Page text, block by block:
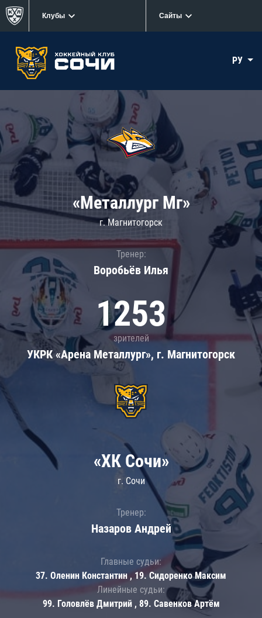
Клубы Сайты
РУ
«Металлург Мг»
г. Магнитогорск
Тренер:
Воробьёв Илья
1253
зрителей
УКРК «Арена Металлург», г. Магнитогорск
«ХК Сочи»
г. Сочи
Тренер:
Назаров Андрей
Главные судьи:
37. Оленин Константин , 19. Сидоренко Максим
Линейные судьи:
99. Головлёв Дмитрий , 89. Савенков Артём